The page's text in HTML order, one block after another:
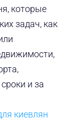
которые
задач, как
и за
киевлян